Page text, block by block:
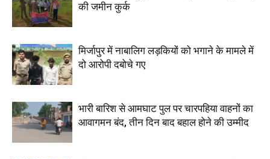
की जमीन कुर्क
मिर्जापुर में नाबालिग लड़कियों को भगाने के मामले में
दो आरोपी दबोचे गए
भारी बारिश से आमघाट पुल पर चारपहिया वाहनों का
आवागमन बंद, तीन दिन बाद बहाल होने की उम्मीद